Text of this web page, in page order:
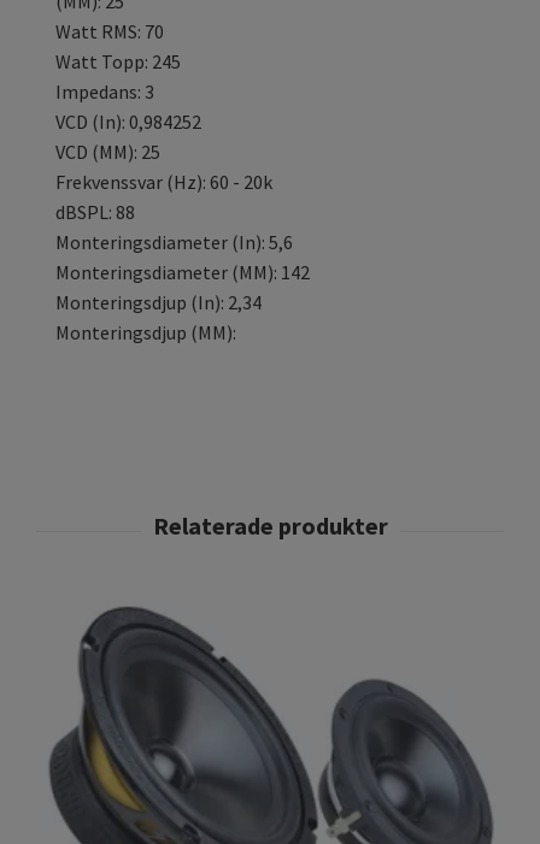
Watt RMS: 70
Watt Topp: 245
Impedans: 3
VCD (In): 0,984252
VCD (MM): 25
Frekvenssvar (Hz): 60 - 20k
dBSPL: 88
Monteringsdiameter (In): 5,6
Monteringsdiameter (MM): 142
Monteringsdjup (In): 2,34
Monteringsdjup (MM):